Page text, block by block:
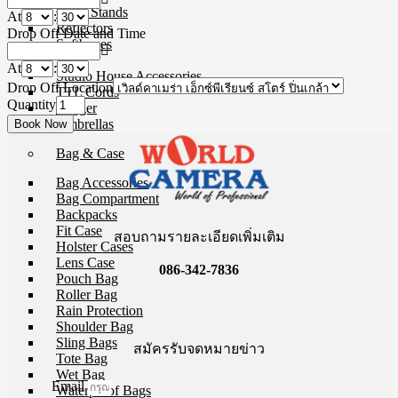
Copy Stands
Reflectors
Softboxes
Stand
Studio House Accessories
TTL Cords
Trigger
Umbrellas
Bag & Case
Bag Accessories
Bag Compartment
Backpacks
Fit Case
Holster Cases
Lens Case
Pouch Bag
Roller Bag
Rain Protection
Shoulder Bag
Sling Bags
Tote Bag
Wet Bag
Waterproof Bags
At
:
Drop Off Date and Time
At
:
Drop Off Location
Quantity
สอบถามรายละเอียดเพิ่มเติม
086-342-7836
สมัครรับจดหมายข่าว
Email